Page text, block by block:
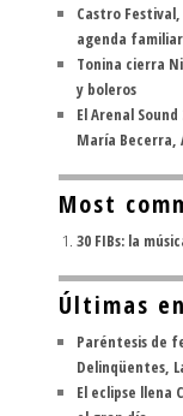
Castro
agenda
Tonina cierra
y boleros
El Arenal
María Becerra,
Most
30 FIBs: la
Últimas
Paréntesis de
Delinqüentes,
El eclipse llena